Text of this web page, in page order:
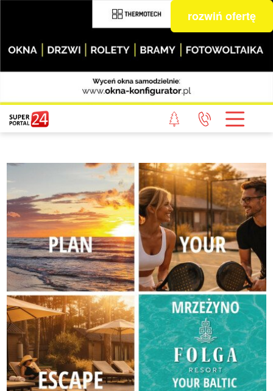
rozwiń ofertę